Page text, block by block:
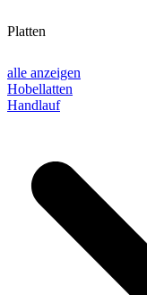
alle anzeigen
Hobellatten
Handlauf
Platten